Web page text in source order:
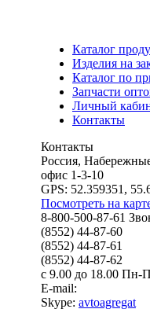
Каталог
Изделия на
Каталог по
Запчасти
Личный
Контакты
Контакты
Россия,
офис 1-3-10
GPS: 52.359351,
Посмотреть на
8-800-500-87-61
(8552) 44-87-60
(8552) 44-87-61
(8552) 44-87-62
с 9.00 до 18.00 Пн-
E-mail:
Skype: avtoagregat